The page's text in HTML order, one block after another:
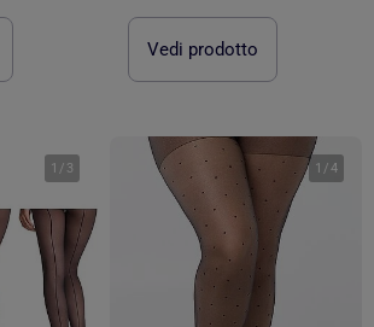
Vedi prodotto
1 / 3 1 /4